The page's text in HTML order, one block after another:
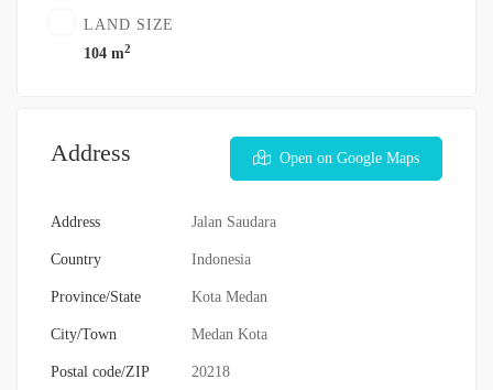
LAND SIZE
104 m2
Address Open on Google Maps
Address Jalan Saudara
Country Indonesia
Province/State Kota Medan
City/Town Medan Kota
Postal code/ZIP 20218